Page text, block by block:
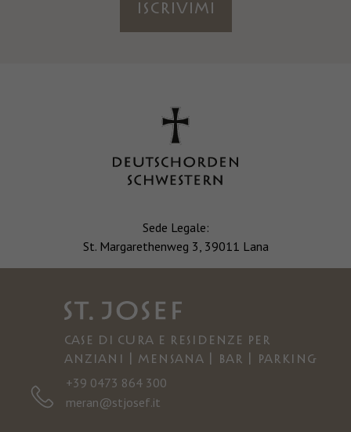
ISCRIVIMI
Sede Legale:
St. Margarethenweg 3, 39011 Lana
Case di cura e residenze per
anziani | Mensana | Bar | Parking
+39 0473 864 300
meran@stjosef.it